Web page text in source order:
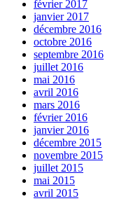
février 2017
janvier 2017
décembre 2016
octobre 2016
septembre 2016
juillet 2016
mai 2016
avril 2016
mars 2016
février 2016
janvier 2016
décembre 2015
novembre 2015
juillet 2015
mai 2015
avril 2015